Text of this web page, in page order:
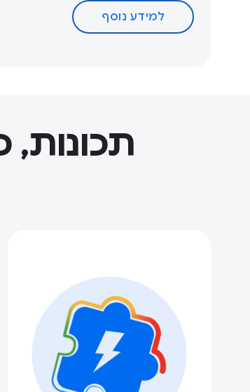
למידע נוסף
תכונות,